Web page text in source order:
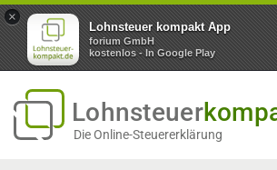
×
Lohnsteuer kompakt App
forium GmbH
kostenlos - In Google Play
Lohnsteuer
Die Online-Steuererklärung